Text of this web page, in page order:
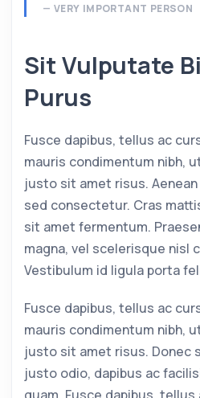
VERY IMPORTANT PERSON
Sit Vulputate
Purus
Fusce dapibus, tellus ac
mauris condimentum nibh,
justo sit amet risus.
sed consectetur. Cras
sit amet fermentum.
magna, vel scelerisque nisl
Vestibulum id ligula porta
Fusce dapibus, tellus ac
mauris condimentum nibh,
justo sit amet risus. Donec
justo odio, dapibus ac